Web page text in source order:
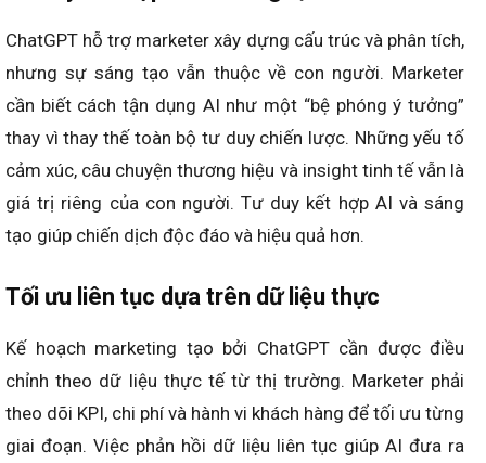
Việc hiểu logic AI giúp tạo ra output chính xác và phù
hợp mục tiêu. Ngoài ra, marketer phải nâng cao kỹ năng
phân tích dữ liệu để kiểm chứng các đề xuất của
ChatGPT. Sự kết hợp kỹ năng truyền thống và năng lực AI
sẽ giúp marketer nổi bật hơn trên thị trường.
Tư duy kết hợp AI và sáng tạo
ChatGPT hỗ trợ marketer xây dựng cấu trúc và phân tích,
cần biết cách tận dụng AI như một “bệ phóng ý tưởng”
thay vì thay thế toàn bộ tư duy chiến lược. Những yếu tố
cảm xúc, câu chuyện thương hiệu và insight tinh tế vẫn là
giá trị riêng của con người. Tư duy kết hợp AI và sáng